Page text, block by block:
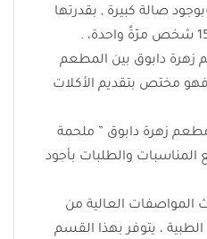
صالة كبيرة , بقدرتها
دابوق بين المطعم
مختص بتقديم الأكلات
زهرة دابوق ” ملحمة
والطلبات بأجود
العالية من
الطبية ، يتوفر بهذا القسم